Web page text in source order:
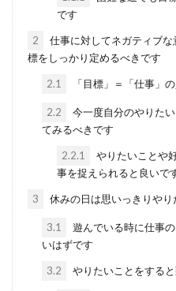
です
2
仕事に対してネガティブ
標をしっかり定めるべきです
2.1 「目標」＝「仕事」
2.2
今一度自分のやりた
てみるべきです
2.2.1
やりたいことや
事を捉えられると良いで
3 休みの日は思いっきりや
3.1
遊んでいる時に仕事
いはずです
3.2 やりたいことをする